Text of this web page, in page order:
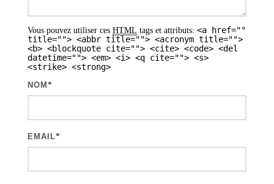
Vous pouvez utiliser ces HTML tags et attributs: <a href=""
title=""> <abbr title=""> <acronym title="">
<b> <blockquote cite=""> <cite> <code> <del
datetime=""> <em> <i> <q cite=""> <s>
<strike> <strong>
NOM *
EMAIL*